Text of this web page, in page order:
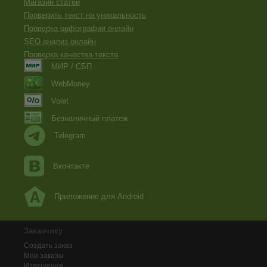
Магазин статей
Проверить текст на уникальность
Проверка орфографии онлайн
SEO анализ онлайн
Проверка качества текста
МИР / СБП
WebMoney
Volet
Безналичный платеж
Telegram
Вконтакте
Приложение для Android
Заказчику
Создать заказ
Мои заказы